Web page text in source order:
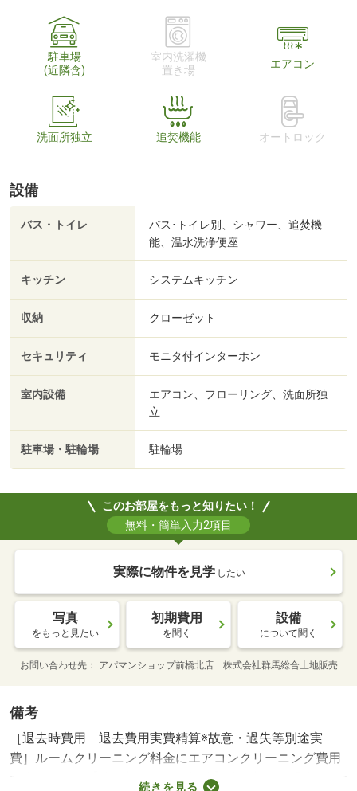
駐車場
(近隣含)
室内洗濯機
置き場
エアコン
洗面所独立 追焚機能 オートロック
設備
バス・トイレ
バス･トイレ別、シャワー、追焚機
能、温水洗浄便座
キッチン システムキッチン
収納 クローゼット
セキュリティ モニタ付インターホン
室内設備
エアコン、フローリング、洗面所独
立
駐車場・駐輪場 駐輪場
このお部屋をもっと知りたい！
無料・簡単入力2項目
実際に物件を見学 したい
写真
をもっと見たい
初期費用
を聞く
設備
について聞く
お問い合わせ先 アパマンショップ前橋北店 株式会社群馬総合土地販売
備考
［退去時費用 退去費用実費精算※故意・過失等別途実
費］ルームクリーニング料金にエアコンクリーニング費用
を含みます。【法人契約個人負担分】法人契約の場合、個
続きを見る